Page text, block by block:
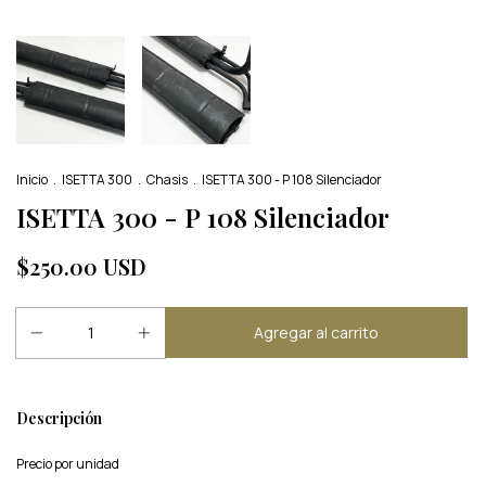
Inicio . ISETTA 300 . Chasis . ISETTA 300 - P 108 Silenciador
ISETTA 300 - P 108 Silenciador
$250.00 USD
Descripción
Precio por unidad